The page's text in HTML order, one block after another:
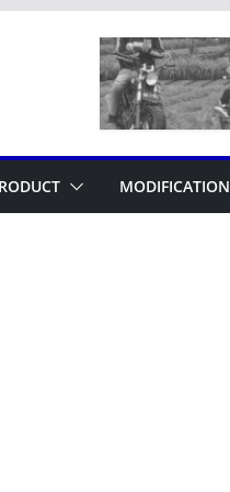
MODIFICATION